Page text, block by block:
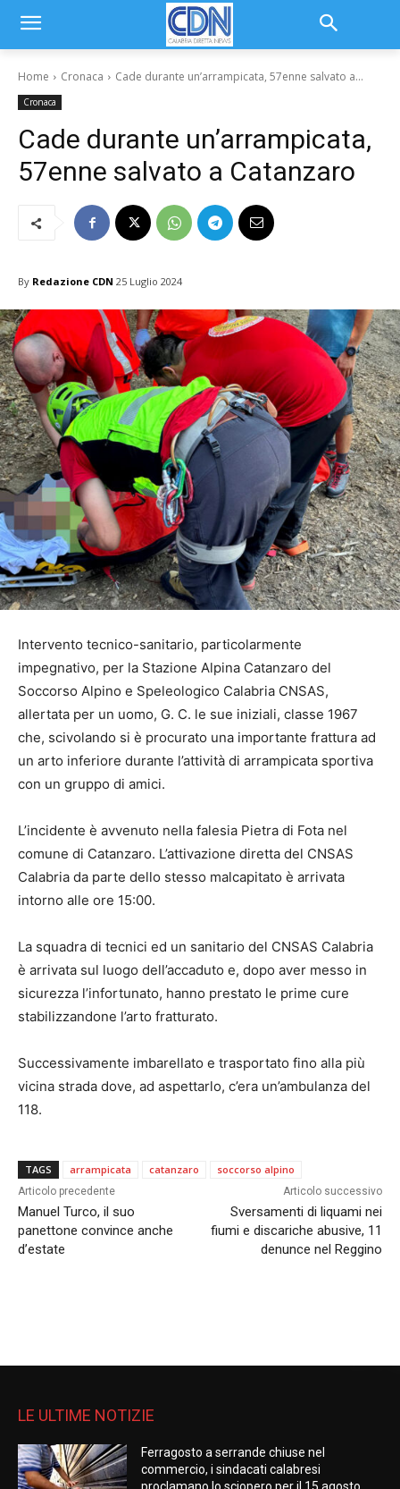
Home Cronaca Cade durante un’arrampicata, 57enne salvato a...
Cronaca
Cade durante un’arrampicata,
57enne salvato a Catanzaro
By Redazione CDN 25 Luglio 2024
Intervento tecnico-sanitario, particolarmente
impegnativo, per la Stazione Alpina Catanzaro del
Soccorso Alpino e Speleologico Calabria CNSAS,
allertata per un uomo, G. C. le sue iniziali, classe 1967
che, scivolando si è procurato una importante frattura ad
un arto inferiore durante l’attività di arrampicata sportiva
con un gruppo di amici.
L’incidente è avvenuto nella falesia Pietra di Fota nel
comune di Catanzaro. L’attivazione diretta del CNSAS
Calabria da parte dello stesso malcapitato è arrivata
intorno alle ore 15:00.
La squadra di tecnici ed un sanitario del CNSAS Calabria
è arrivata sul luogo dell’accaduto e, dopo aver messo in
sicurezza l’infortunato, hanno prestato le prime cure
stabilizzandone l’arto fratturato.
Successivamente imbarellato e trasportato fino alla più
vicina strada dove, ad aspettarlo, c’era un’ambulanza del
118.
TAGS arrampicata catanzaro soccorso alpino
Articolo precedente
Manuel Turco, il suo
panettone convince anche
d’estate
Articolo successivo
Sversamenti di liquami nei
fiumi e discariche abusive, 11
denunce nel Reggino
LE ULTIME NOTIZIE
Ferragosto a serrande chiuse nel
commercio, i sindacati calabresi